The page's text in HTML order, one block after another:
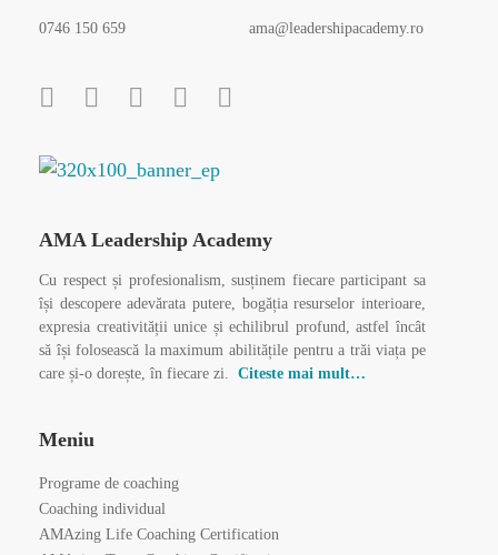
0746 150 659 ama@leadershipacademy.ro
AMA Leadership Academy
Cu respect și profesionalism, susținem fiecare participant sa
își descopere adevărata putere, bogăția resurselor interioare,
expresia creativității unice și echilibrul profund, astfel încât
să își folosească la maximum abilitățile pentru a trăi viața pe
care și-o dorește, în fiecare zi. Citeste mai mult…
Meniu
Programe de coaching
Coaching individual
AMAzing Life Coaching Certification